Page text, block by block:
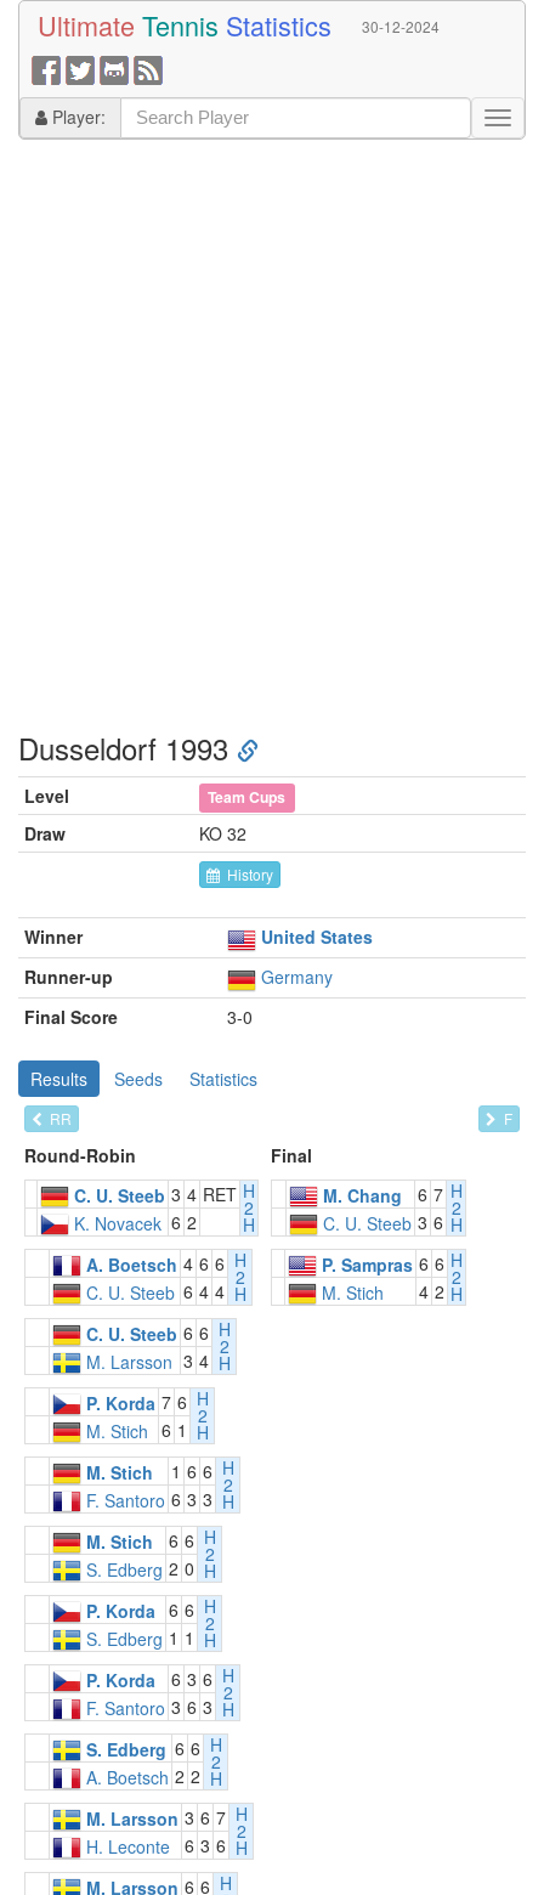
Ultimate Tennis Statistics 30-12-2024
Player:
Dusseldorf 1993
Level Team Cups
Draw KO 32
History
Winner
United States
Runner-up
Germany
Final Score
3-0
Results Seeds Statistics
RR F
Round-Robin
Final
C. U. Steeb 3 4 RET H
2
H
K. Novacek 6 2
M. Chang 6 7 H
2
H
C. U. Steeb 3 6
A. Boetsch 4 6 6 H
2
H
C. U. Steeb 6 4 4
P. Sampras 6 6 H
2
H
M. Stich 4 2
C. U. Steeb 6 6 H
2
H
M. Larsson 3 4
P. Korda 7 6 H
2
H
M. Stich 6 1
M. Stich
1 6 6 H
2
H
F. Santoro 6 3 3
M. Stich
6 6 H
2
H
S. Edberg 2 0
P. Korda 6 6 H
2
H
S. Edberg 1 1
P. Korda
6 3 6 H
2
H
F. Santoro 3 6 3
S. Edberg 6 6 H
2
H
A. Boetsch 2 2
M. Larsson 3 6 7 H
2
H
H. Leconte 6 3 6
M. Larsson 6 6 H